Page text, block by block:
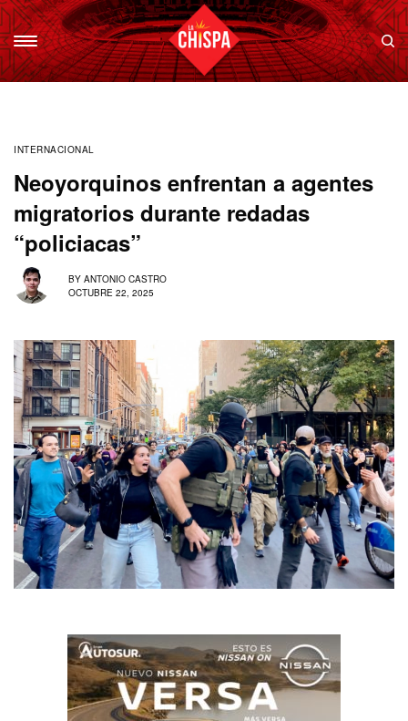
INTERNACIONAL
Neoyorquinos enfrentan a agentes
migratorios durante redadas
“policiacas”
BY ANTONIO CASTRO
OCTUBRE 22, 2025